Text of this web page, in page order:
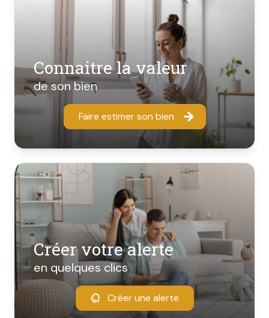
Connaitre la valeur
de son bien
Faire estimer son bien
Créer votre alerte
en quelques clics
Créer une alerte